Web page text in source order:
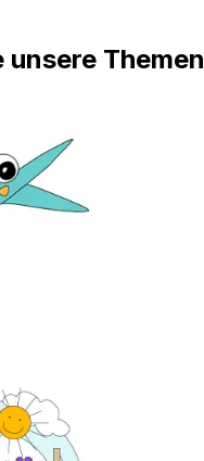
unsere Themen